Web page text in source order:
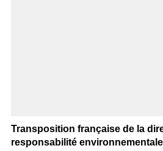
Transposition française de la
responsabilité